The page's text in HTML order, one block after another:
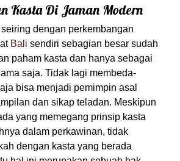
Kasta Di Jaman Modern
dengan perkembangan
Bali sendiri sebagian besar sudah
paham kasta dan hanya sebagai
saja. Tidak lagi membeda-
bisa menjadi pemimpin asal
dan sikap teladan. Meskipun
yang memegang prinsip kasta
dalam perkawinan, tidak
dengan kasta yang berada